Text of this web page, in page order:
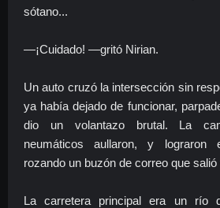
sótano...
—¡Cuidado! —gritó Nirian.
Un auto cruzó la intersección sin
ya había dejado de funcionar,
dio un volantazo brutal. La
neumáticos aullaron, y lograron
rozando un buzón de correo que
La carretera principal era un río